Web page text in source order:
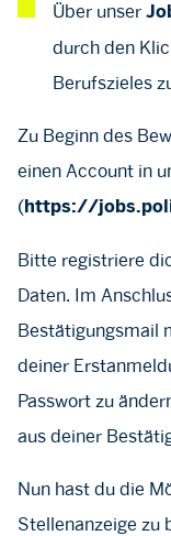
Über unser
durch den
Berufszieles
Zu Beginn des
einen Account in
( https://
Bitte registriere
Daten. Im
Bestätigungsmail
deiner
Passwort zu
aus deiner
Nun hast du die
Stellenanzeige zu